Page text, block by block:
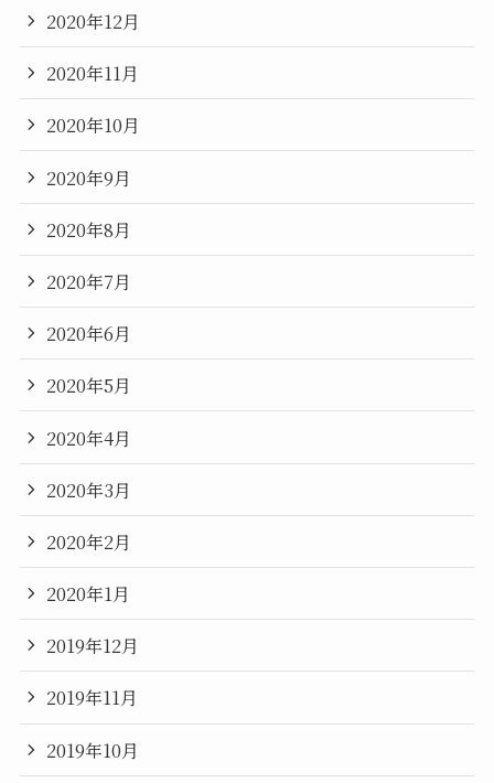
2020年12月
2020年11月
2020年10月
2020年9月
2020年8月
2020年7月
2020年6月
2020年5月
2020年4月
2020年3月
2020年2月
2020年1月
2019年12月
2019年11月
2019年10月